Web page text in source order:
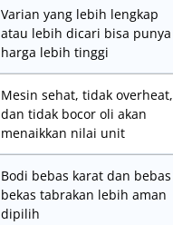
Varian yang lebih lengkap
atau lebih dicari bisa punya
harga lebih tinggi
Mesin sehat, tidak overheat,
dan tidak bocor oli akan
menaikkan nilai unit
Bodi bebas karat dan bebas
bekas tabrakan lebih aman
dipilih